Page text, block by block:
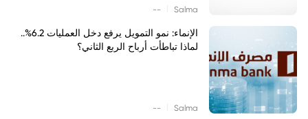
Salma
--
الإنماء: نمو التمويل يرفع دخل العمليات 6.2%..
لماذا تباطأت أرباح الربع الثاني؟
Salma
--